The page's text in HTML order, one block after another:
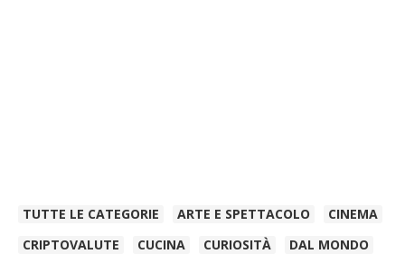
TUTTE LE CATEGORIE ARTE E SPETTACOLO
CINEMA
CRIPTOVALUTE
CUCINA CURIOSITÀ
DAL MONDO